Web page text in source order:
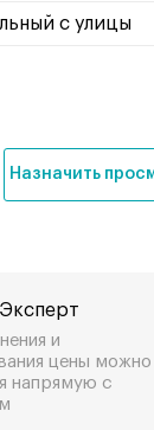
с улицы
Назначить
Эксперт
и
цены можно
напрямую с